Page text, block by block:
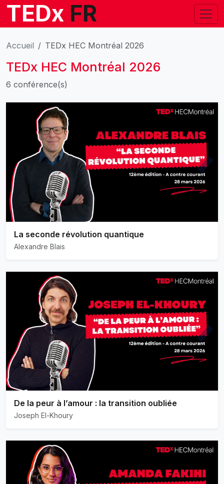
TEDx FR
Accueil TEDx HEC Montréal 2026
TEDx HEC Montréal 2026
6 conférence(s)
La seconde révolution quantique
Alexandre Blais
De la peur à l’amour : la transition oubliée
Joseph El-Khoury